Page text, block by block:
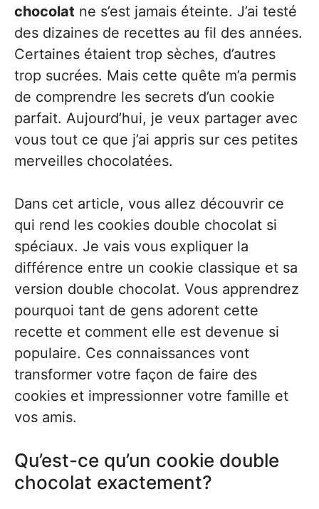
chocolat ne s’est jamais éteinte. J’ai testé
des dizaines de recettes au fil des années.
Certaines étaient trop sèches, d’autres
trop sucrées. Mais cette quête m’a permis
de comprendre les secrets d’un cookie
parfait. Aujourd’hui, je veux partager avec
vous tout ce que j’ai appris sur ces petites
merveilles chocolatées.
Dans cet article, vous allez découvrir ce
qui rend les cookies double chocolat si
spéciaux. Je vais vous expliquer la
différence entre un cookie classique et sa
version double chocolat. Vous apprendrez
pourquoi tant de gens adorent cette
recette et comment elle est devenue si
populaire. Ces connaissances vont
transformer votre façon de faire des
cookies et impressionner votre famille et
vos amis.
Qu’est-ce qu’un cookie double
chocolat exactement?